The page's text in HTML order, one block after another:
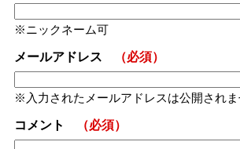
ニックネーム可
メールアドレス （必須）
入力されたメールアドレスは公開され
コメント （必須）